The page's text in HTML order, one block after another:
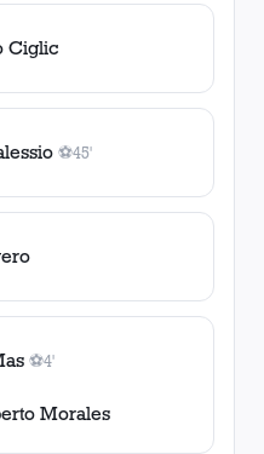
Ciglic
⚽
1gol
45'
⚽
1gol
4'
Morales